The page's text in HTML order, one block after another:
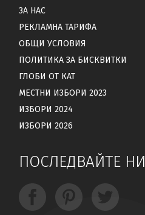
ЗА НАС
РЕКЛАМНА ТАРИФА
ОБЩИ УСЛОВИЯ
ПОЛИТИКА ЗА БИСКВИТКИ
ГЛОБИ ОТ КАТ
МЕСТНИ ИЗБОРИ 2023
ИЗБОРИ 2024
ИЗБОРИ 2026
ПОСЛЕДВАЙТЕ НИ